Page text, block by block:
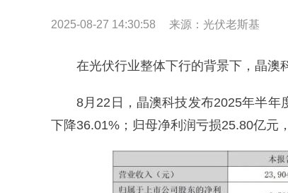
2025-08-27 14:30:58 来源：光伏老斯基
在光伏行业整体下行的背景下，晶澳
8月22日，晶澳科技发布2025年半年
下降36.01%；归母净利润亏损25.80亿元